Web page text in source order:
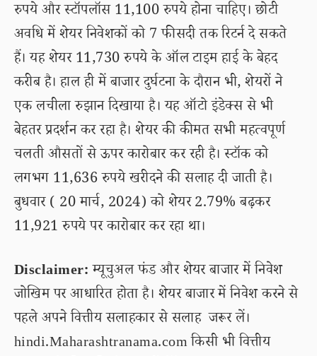
रुपये और स्टॉपलॉस 11,100 रुपये होना चाहिए। छोटी
अवधि में शेयर निवेशकों को 7 फीसदी तक रिटर्न दे सकते
हैं। यह शेयर 11,730 रुपये के ऑल टाइम हाई के बेहद
करीब है। हाल ही में बाजार दुर्घटना के दौरान भी, शेयरों ने
एक लचीला रुझान दिखाया है। यह ऑटो इंडेक्स से भी
बेहतर प्रदर्शन कर रहा है। शेयर की कीमत सभी महत्वपूर्ण
चलती औसतों से ऊपर कारोबार कर रही है। स्टॉक को
लगभग 11,636 रुपये खरीदने की सलाह दी जाती है।
बुधवार ( 20 मार्च, 2024) को शेयर 2.79% बढ़कर
11,921 रुपये पर कारोबार कर रहा था।
Disclaimer:म्यूचुअल फंड और शेयर बाजार में निवेश
जोखिम पर आधारित होता है। शेयर बाजार में निवेश करने से
पहले अपने वित्तीय सलाहकार से सलाह जरूर लें।
hindi.Maharashtranama.com किसी भी वित्तीय